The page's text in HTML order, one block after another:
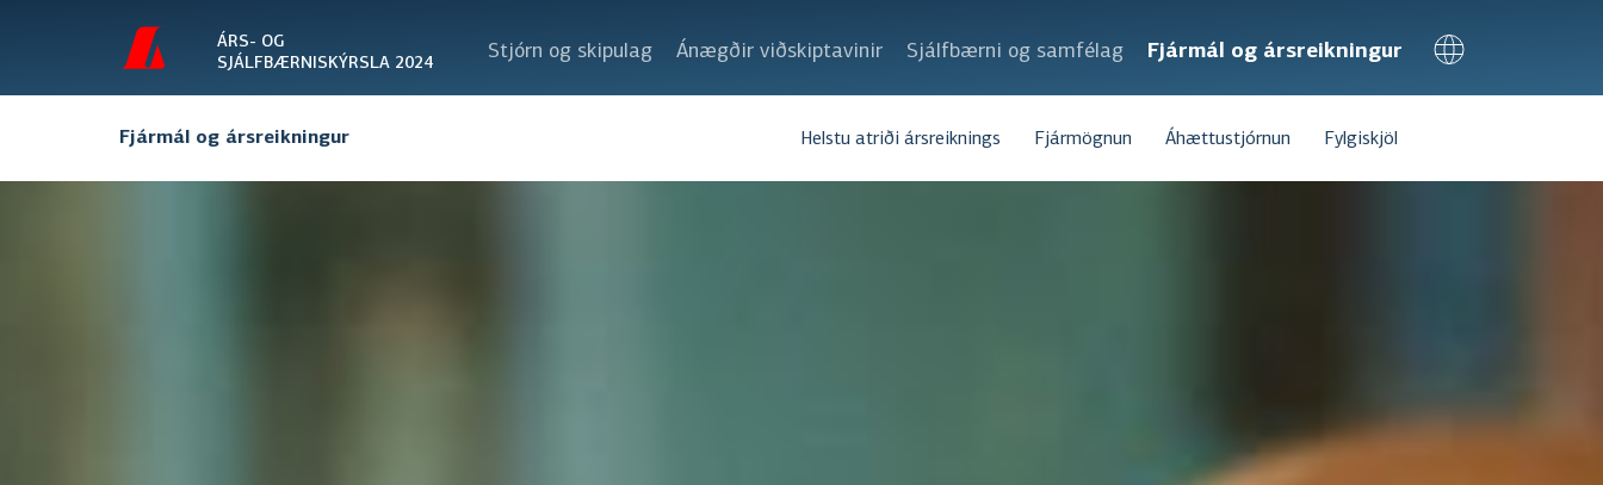
ÁRS- OG
SJÁLFBÆRNISKÝRSLA 2024
Stjórn og skipulag Ánægðir viðskiptavinir Sjálfbærni og samfélag Fjármál og ársreikningur
Fjármál og ársreikningur Helstu atriði ársreiknings Fjármögnun Áhættustjórnun Fylgiskjöl